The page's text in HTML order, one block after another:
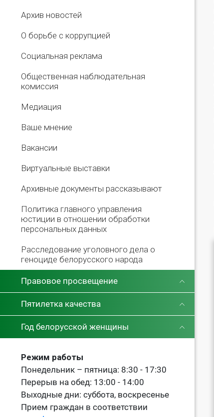
Архив новостей
О борьбе с коррупцией
Социальная реклама
Общественная наблюдательная
комиссия
Медиация
Ваше мнение
Вакансии
Виртуальные выставки
Архивные документы рассказывают
Политика главного управления
юстиции в отношении обработки
персональных данных
Расследование уголовного дела о
геноциде белорусского народа
Правовое просвещение
Пятилетка качества
Год белорусской женщины
Режим работы
Понедельник – пятница: 8:30 - 17:30
Перерыв на обед: 13:00 - 14:00
Выходные дни: суббота, воскресенье
Прием граждан в соответствии